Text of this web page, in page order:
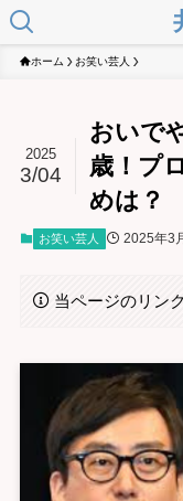
ホーム お笑い芸人
おいで
歳！プ
めは？
2025
3/04
お笑い芸人 2025年3
当ページのリン